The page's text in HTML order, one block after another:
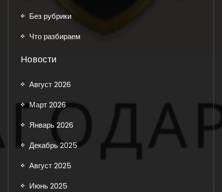
Без рубрики
Что разбираем
Новости
Август 2026
Март 2026
Январь 2026
Декабрь 2025
Август 2025
Июнь 2025